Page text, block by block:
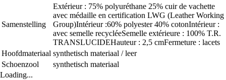
Samenstelling
Extérieur : 75% polyuréthane 25% cuir de vachette
avec médaille en certification LWG (Leather Working
Group)Intérieur :60% polyester 40% cotonIntérieur :
avec semelle recycléeSemelle extérieure : 100% T.R.
TRANSLUCIDEHauteur : 2,5 cmFermeture : lacets
Hoofdmateriaal synthetisch materiaal / leer
Schoenzool
synthetisch materiaal
Loading...